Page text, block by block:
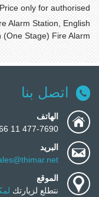
Price only for authorised
Alarm Station, English
Stage) Fire Alarm...
اتصل بنا
الهاتف
477-7690 11 966+
البريد
الموقع
نتطلع لزيارتك